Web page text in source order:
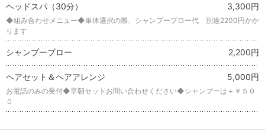
ヘッドスパ（30分） 3,300円
◆組み合わせメニュー◆単体選択の際、シャンプーブロー代 別途2200円かか
ります
シャンプーブロー 2,200円
ヘアセット＆ヘアアレンジ 5,000円
お電話のみの受付◆早朝セットお問い合わせください◆シャンプーは＋￥５０
０